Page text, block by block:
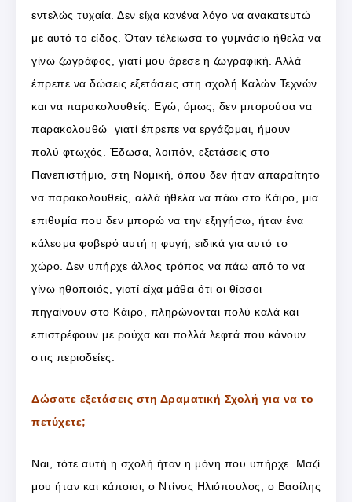
εντελώς τυχαία. Δεν είχα κανένα λόγο να ανακατευτώ
με αυτό το είδος. Όταν τέλειωσα το γυμνάσιο ήθελα να
γίνω ζωγράφος, γιατί μου άρεσε η ζωγραφική. Αλλά
έπρεπε να δώσεις εξετάσεις στη σχολή Καλών Τεχνών
και να παρακολουθείς. Εγώ, όμως, δεν μπορούσα να
παρακολουθώ γιατί έπρεπε να εργάζομαι, ήμουν
πολύ φτωχός. Έδωσα, λοιπόν, εξετάσεις στο
Πανεπιστήμιο, στη Νομική, όπου δεν ήταν απαραίτητο
να παρακολουθείς, αλλά ήθελα να πάω στο Κάιρο, μια
επιθυμία που δεν μπορώ να την εξηγήσω, ήταν ένα
κάλεσμα φοβερό αυτή η φυγή, ειδικά για αυτό το
χώρο. Δεν υπήρχε άλλος τρόπος να πάω από το να
γίνω ηθοποιός, γιατί είχα μάθει ότι οι θίασοι
πηγαίνουν στο Κάιρο, πληρώνονται πολύ καλά και
επιστρέφουν με ρούχα και πολλά λεφτά που κάνουν
στις περιοδείες.
Δώσατε εξετάσεις στη Δραματική Σχολή για να το
πετύχετε;
Ναι, τότε αυτή η σχολή ήταν η μόνη που υπήρχε. Μαζί
μου ήταν και κάποιοι, ο Ντίνος Ηλιόπουλος, ο Βασίλης